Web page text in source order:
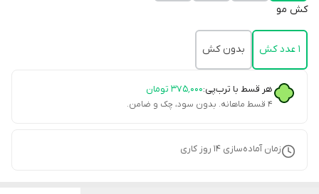
کش مو
۱ عدد کش بدون کش
هر قسط با ترب‌پی:۳۷۵٬۰۰۰ تومان
۴ قسط ماهانه. بدون سود، چک و ضامن.
زمان آماده‌سازی 14 روز کاری